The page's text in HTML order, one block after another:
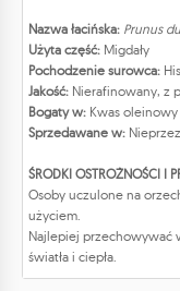
Nazwa łacińska: Prunus
Użyta część: Migdały
Pochodzenie surowca:
Jakość: Nierafinowany, z
Bogaty w: Kwas
Sprzedawane w:
ŚRODKI OSTROŻNOŚCI I
Osoby uczulone na
użyciem.
Najlepiej przechowywać
światła i ciepła.